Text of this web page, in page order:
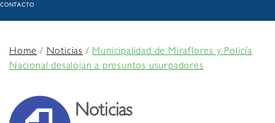
CONTACTO
Home/Noticias /Municipalidad de Miraflores y Policía
Nacional desalojan a presuntos usurpadores
Noticias